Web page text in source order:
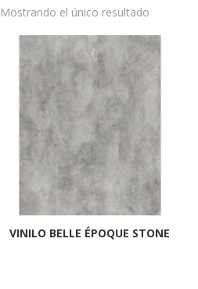
Mostrando el único resultado
VINILO BELLE ÉPOQUE STONE